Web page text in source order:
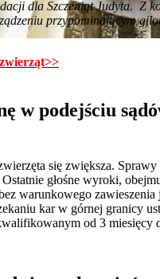
dla Szczeniąt Judyta. Z
przypominającym
w podejściu
się zwiększa. Sprawy
głośne wyroki,
warunkowego
kar w górnej granicy
od 3 miesięcy